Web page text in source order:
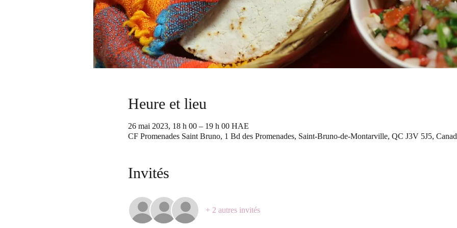
Heure et lieu
26 mai 2023, 18 h 00 – 19 h 00 HAE
CF Promenades Saint Bruno, 1 Bd des Promenades, Saint-Bruno-de-Montarville, QC J3V 5J5,
Invités
+ 2 autres invités